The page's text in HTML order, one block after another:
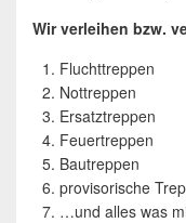
Wir verleihen bzw.
Fluchttreppen
Nottreppen
Ersatztreppen
Feuertreppen
Bautreppen
provisorische
…und alles was